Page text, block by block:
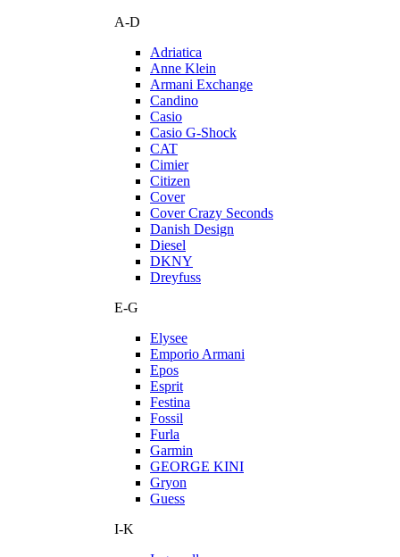
A-D
Adriatica
Anne Klein
Armani Exchange
Candino
Casio
Casio G-Shock
CAT
Cimier
Citizen
Cover
Cover Crazy Seconds
Danish Design
Diesel
DKNY
Dreyfuss
E-G
Elysee
Emporio Armani
Epos
Esprit
Festina
Fossil
Furla
Garmin
GEORGE KINI
Gryon
Guess
I-K